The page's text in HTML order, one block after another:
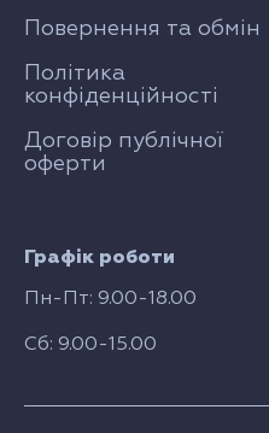
Графік роботи
Пн-Пт: 9.00-18.00
Сб: 9.00-15.00
Повернення та обмін
Політика
конфіденційності
Договір публічної
оферти